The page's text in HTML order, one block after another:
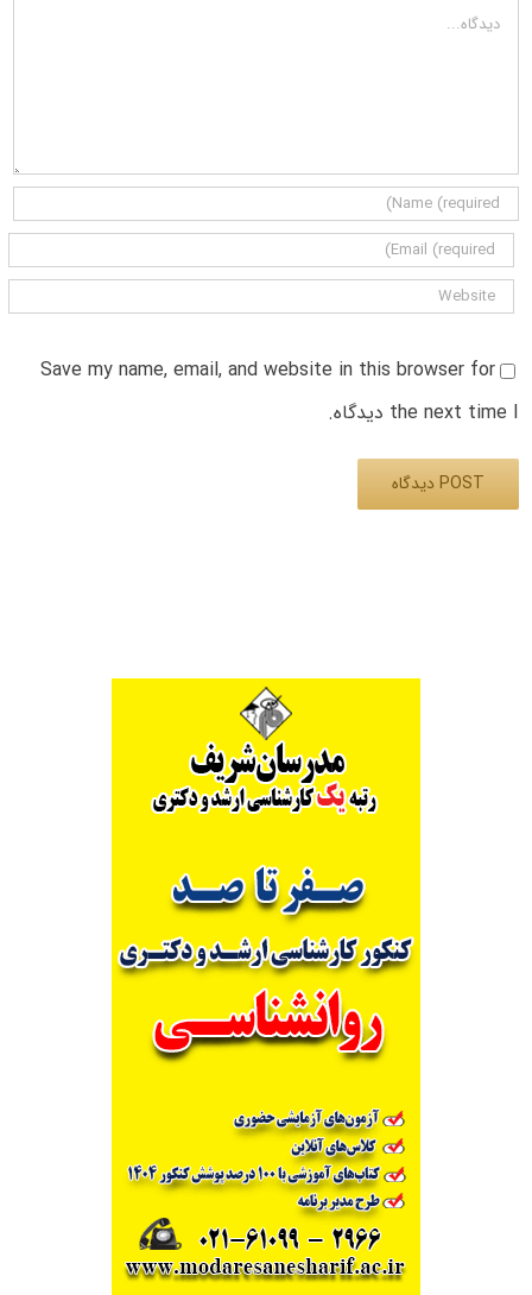
دیدگاه
Save my name, email, and website in this browser for
the next time I دیدگاه.